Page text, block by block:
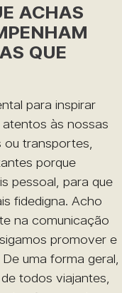
ACHAS
QUE
para inspirar
às nossas
transportes,
porque
pessoal, para que
fidedigna. Acho
na comunicação
promover e
uma forma geral,
todos viajantes,